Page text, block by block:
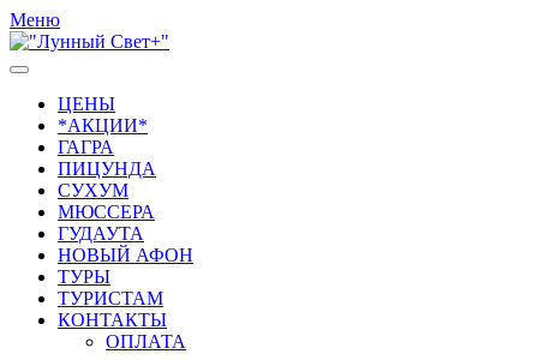
Меню
ЦЕНЫ
*АКЦИИ*
ГАГРА
ПИЦУНДА
СУХУМ
МЮССЕРА
ГУДАУТА
НОВЫЙ АФОН
ТУРЫ
ТУРИСТАМ
КОНТАКТЫ
ОПЛАТА